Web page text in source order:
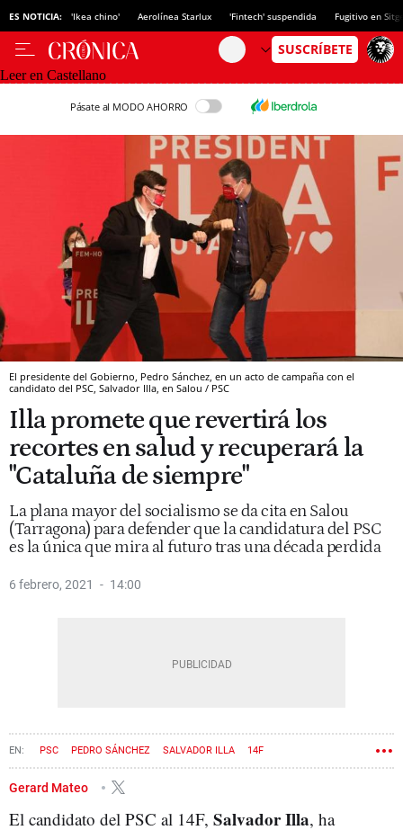
ES NOTICIA: 'Ikea chino' Aerolínea Starlux 'Fintech' suspendida Fugitivo en
Leer en Castellano
Pásate al MODO AHORRO
El presidente del Gobierno, Pedro Sánchez, en un acto de campaña con el
candidato del PSC, Salvador Illa, en Salou / PSC
Illa promete que revertirá los
recortes en salud y recuperará la
"Cataluña de siempre"
La plana mayor del socialismo se da cita en Salou
(Tarragona) para defender que la candidatura del PSC
es la única que mira al futuro tras una década perdida
6 febrero, 2021 14:00
PSC PEDRO SÁNCHEZ SALVADOR ILLA 14F
Gerard Mateo
El candidato del PSC al 14F, Salvador Illa, ha